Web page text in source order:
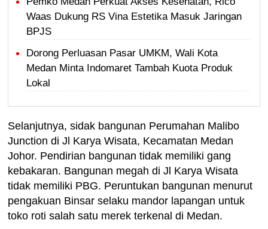
Waas Dukung RS Vina Estetika Masuk Jaringan
BPJS
Dorong Perluasan Pasar UMKM, Wali Kota
Medan Minta Indomaret Tambah Kuota Produk
Lokal
Selanjutnya, sidak bangunan Perumahan Malibo
Junction di Jl Karya Wisata, Kecamatan Medan
Johor. Pendirian bangunan tidak memiliki gang
kebakaran. Bangunan megah di Jl Karya Wisata
tidak memiliki PBG. Peruntukan bangunan menurut
pengakuan Binsar selaku mandor lapangan untuk
toko roti salah satu merek terkenal di Medan.